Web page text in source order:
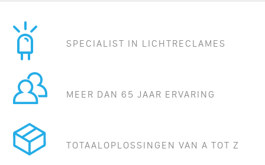
SPECIALIST IN LICHTRECLAMES
MEER DAN 65 JAAR ERVARING
TOTAALOPLOSSINGEN VAN A TOT Z